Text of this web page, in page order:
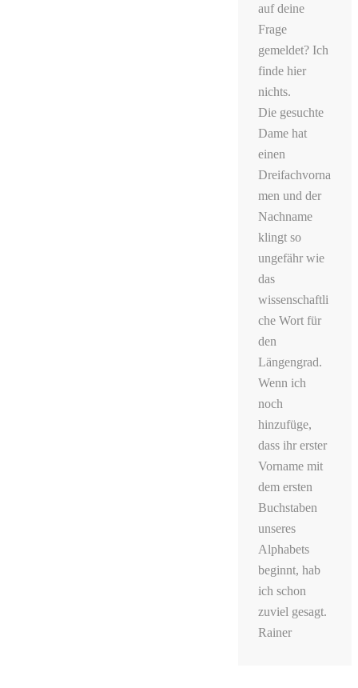
auf deine
Frage
gemeldet? Ich
finde hier
nichts.
Die gesuchte
Dame hat
einen
Dreifachvorna
men und der
Nachname
klingt so
ungefähr wie
das
wissenschaftli
che Wort für
den
Längengrad.
Wenn ich
noch
hinzufüge,
dass ihr erster
Vorname mit
dem ersten
Buchstaben
unseres
Alphabets
beginnt, hab
ich schon
zuviel gesagt.
Rainer